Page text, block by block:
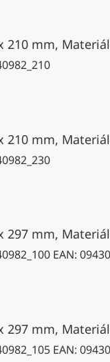
210 mm,
210 mm,
297 mm,
EAN:
297 mm,
EAN: